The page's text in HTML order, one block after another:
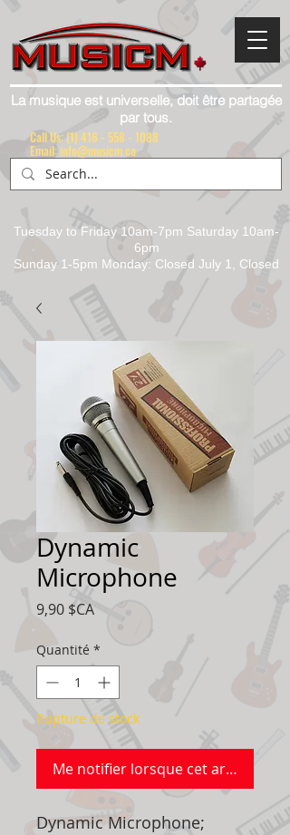
La musique est universelle, doit être partagée
par tous.
Tuesday to Friday 10am-7pm Saturday 10am-
6pm
Sunday 1-5pm Monday: Closed July 1, Closed
Call Us: (1) 416 - 558 - 1088
Email: info@musicm.ca
Dynamic
Microphone
9,90 $CAPrix
Quantité *
Rupture de stock
Me notifier lorsque cet article est
Dynamic Microphone;